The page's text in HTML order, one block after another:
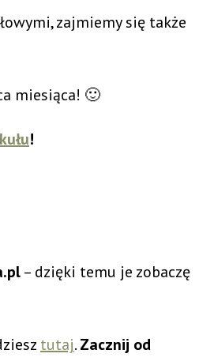
zajmiemy się także
miesiąca! 🙂
!
– dzięki temu je zobaczę
tutaj.Zacznij od